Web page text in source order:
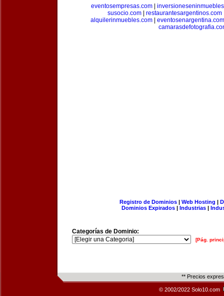
eventosempresas.com
susocio.com
restaurantesargentinos.com
alquilerinmuebles.com
eventosenargentina.com
Registro de Dominios| Web Hosting |
Dominios Expirados | Industrias |
Categorías de Dominio:
[Pág.
** Precios
© 2002/2022 Solo10.com